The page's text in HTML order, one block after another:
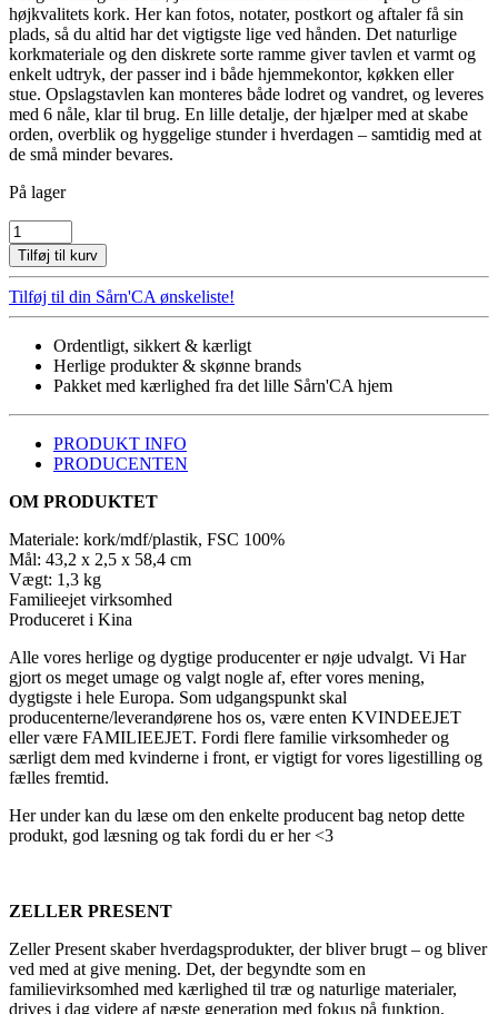
højkvalitets kork. Her kan fotos, notater, postkort og aftaler få sin
plads, så du altid har det vigtigste lige ved hånden. Det naturlige
korkmateriale og den diskrete sorte ramme giver tavlen et varmt og
enkelt udtryk, der passer ind i både hjemmekontor, køkken eller
stue. Opslagstavlen kan monteres både lodret og vandret, og leveres
med 6 nåle, klar til brug. En lille detalje, der hjælper med at skabe
orden, overblik og hyggelige stunder i hverdagen – samtidig med at
de små minder bevares.
På lager
OPSLAGSTAVLE
antal
Tilføj til kurv
Tilføj til din Sårn'CA ønskeliste!
Ordentligt, sikkert & kærligt
Herlige produkter & skønne brands
Pakket med kærlighed fra det lille Sårn'CA hjem
PRODUKT INFO
PRODUCENTEN
OM PRODUKTET
Materiale: kork/mdf/plastik, FSC 100%
Mål: 43,2 x 2,5 x 58,4 cm
Vægt: 1,3 kg
Familieejet virksomhed
Produceret i Kina
Alle vores herlige og dygtige producenter er nøje udvalgt. Vi Har
gjort os meget umage og valgt nogle af, efter vores mening,
dygtigste i hele Europa. Som udgangspunkt skal
producenterne/leverandørene hos os, være enten KVINDEEJET
eller være FAMILIEEJET. Fordi flere familie virksomheder og
særligt dem med kvinderne i front, er vigtigt for vores ligestilling og
fælles fremtid.
Her under kan du læse om den enkelte producent bag netop dette
produkt, god læsning og tak fordi du er her <3
ZELLER PRESENT
Zeller Present skaber hverdagsprodukter, der bliver brugt – og bliver
ved med at give mening. Det, der begyndte som en
familievirksomhed med kærlighed til træ og naturlige materialer,
drives i dag videre af næste generation med fokus på funktion,